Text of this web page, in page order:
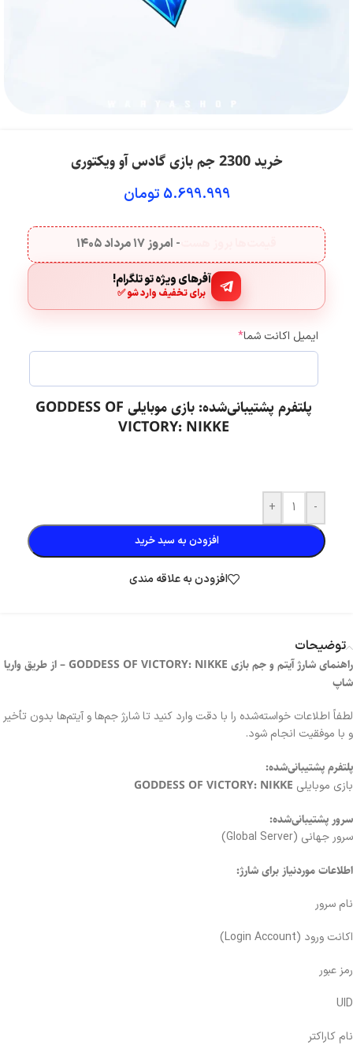
خرید 2300 جم بازی گادس آو ویکتوری
5.699.999 تومان
- امروز۱۷ مرداد ۱۴۰۵
آفرهای ویژه تو تلگرام!
برای تخفیف وارد شو ✅
ایمیل اکانت شما*
پلتفرم پشتیبانی‌شده: بازی موبایلی GODDESS OF
VICTORY: NIKKE
-
+
افزودن به سبد خرید
افزودن به علاقه مندی
توضیحات
راهنمای شارژ آیتم و جم بازی GODDESS OF VICTORY: NIKKE – از طریق واریا
شاپ
لطفاً اطلاعات خواسته‌شده را با دقت وارد کنید تا شارژ جم‌ها و آیتم‌ها بدون تأخیر
و با موفقیت انجام شود.
پلتفرم پشتیبانی‌شده:
بازی موبایلی GODDESS OF VICTORY: NIKKE
سرور پشتیبانی‌شده:
سرور جهانی (Global Server)
اطلاعات موردنیاز برای شارژ:
نام سرور
اکانت ورود (Login Account)
رمز عبور
UID
نام کاراکتر